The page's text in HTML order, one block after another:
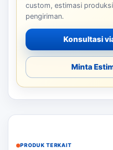
custom, estimasi
pengiriman.
Konsultasi
Minta
PRODUK TERKAIT